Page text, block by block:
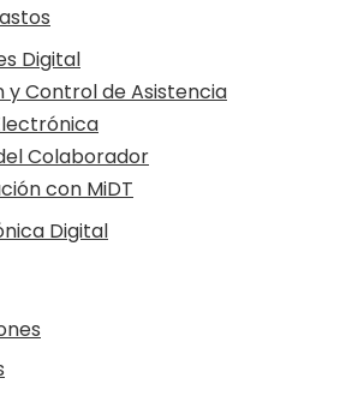
Digital
y Control de Asistencia
Colaborador
con MiDT
Digital